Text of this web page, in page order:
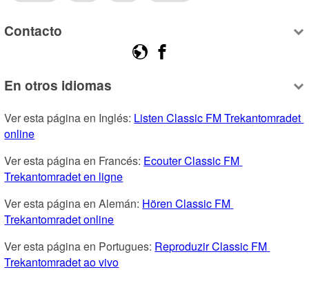
Contacto
En otros idiomas
Ver esta página en Inglés: Listen Classic FM Trekantomradet
online
Ver esta página en Francés: Ecouter Classic FM
Trekantomradet en ligne
Ver esta página en Alemán: Hören Classic FM
Trekantomradet online
Ver esta página en Portugues: Reproduzir Classic FM
Trekantomradet ao vivo